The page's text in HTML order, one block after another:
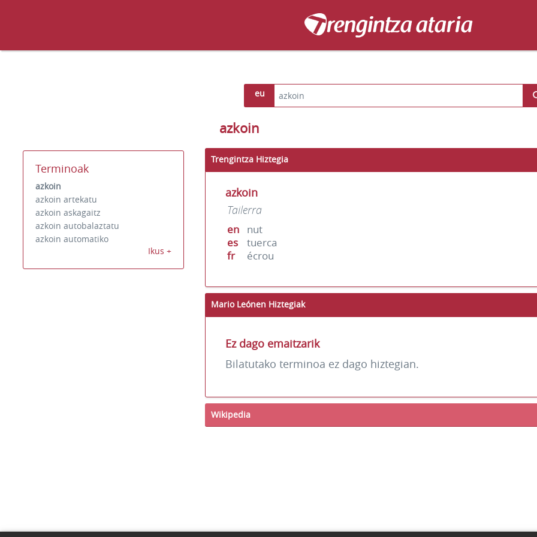
eu
Terminoak
azkoin
azkoin artekatu
azkoin askagaitz
azkoin autobalaztatu
azkoin automatiko
Ikus +
azkoin
Trengintza Hiztegia
azkoin
Tailerra
en
nut
es
tuerca
fr
écrou
Mario Leónen Hiztegiak
Ez dago emaitzarik
Bilatutako terminoa ez dago hiztegian.
Wikipedia